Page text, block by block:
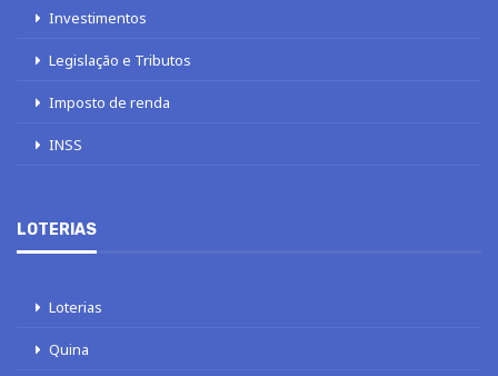
Investimentos
Legislação e Tributos
Imposto de renda
INSS
LOTERIAS
Loterias
Quina